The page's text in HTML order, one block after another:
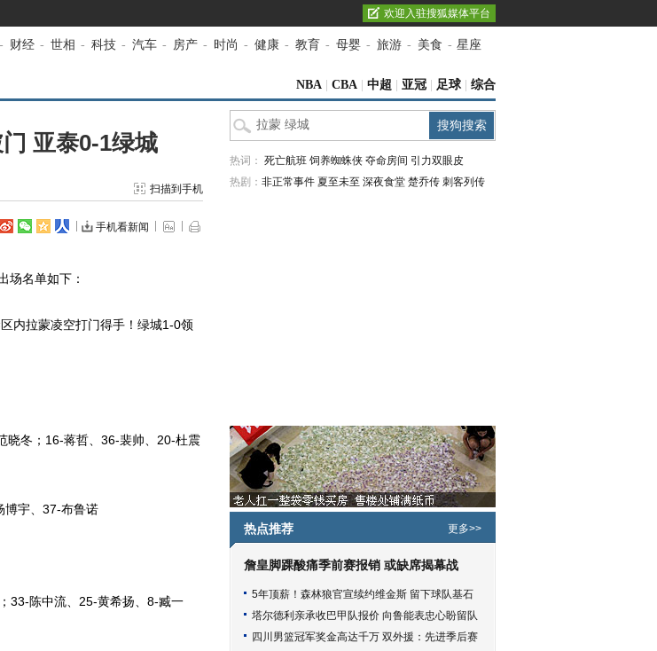
欢迎入驻搜狐媒体平台
- 财经 - 世相 - 科技 - 汽车 - 房产 - 时尚 - 健康 - 教育 - 母婴 - 旅游 - 美食 - 星座
NBA CBA 中超 亚冠 足球 综合
亚泰0-1绿城
扫描到手机
手机看新闻
名单如下：
内拉蒙凌空打门得手！绿城1-0领
冬；16-蒋哲、36-裴帅、20-杜震
宇、37-布鲁诺
陈中流、25-黄希扬、8-臧一
热词： 死亡航班 饲养蜘蛛侠 夺命房间 引力双眼皮
热剧： 非正常事件 夏至未至 深夜食堂 楚乔传 刺客列传
热点推荐 更多>>
詹皇脚踝酸痛季前赛报销 或缺席揭幕战
5年顶薪！森林狼官宣续约维金斯 留下球队基石
塔尔德利亲承收巴甲队报价 向鲁能表忠心盼留队
四川男篮冠军奖金高达千万 双外援：先进季后赛